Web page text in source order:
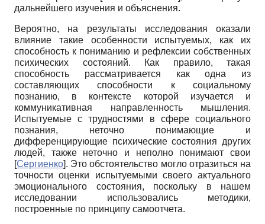
дальнейшего изучения и объяснения.
Вероятно, на результаты исследования оказали
влияние такие особенности испытуемых, как их
способность к пониманию и рефлексии собственных
психических состояний. Как правило, такая
способность рассматривается как одна из
составляющих способности к социальному
познанию, в контексте которой изучается и
коммуникативная направленность мышления.
Испытуемые с трудностями в сфере социального
познания, неточно понимающие и
дифференцирующие психические состояния других
людей, также неточно и неполно понимают свои
[Сергиенко]. Это обстоятельство могло отразиться на
точности оценки испытуемыми своего актуального
эмоционального состояния, поскольку в нашем
исследовании использовались методики,
построенные по принципу самоотчета.